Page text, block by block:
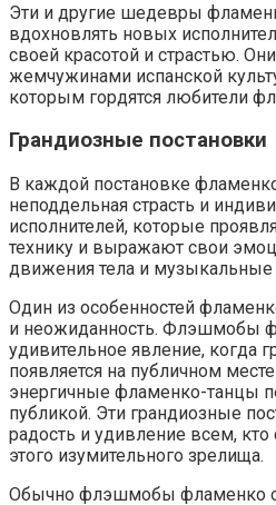
Эти и другие шедевры
вдохновлять новых
своей красотой и страстью.
жемчужинами испанской
которым гордятся любители
Грандиозные постановки
В каждой постановке
неподдельная страсть и
исполнителей, которые
технику и выражают свои
движения тела и
Один из особенностей
и неожиданность. Флэшмобы
удивительное явление, когда
появляется на публичном
энергичные фламенко-танцы
публикой. Эти грандиозные
радость и удивление всем, кто
этого изумительного зрелища.
Обычно флэшмобы фламенко